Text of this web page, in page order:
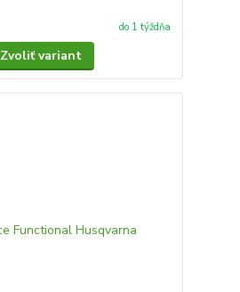
do 1 týždňa
Zvoliť variant